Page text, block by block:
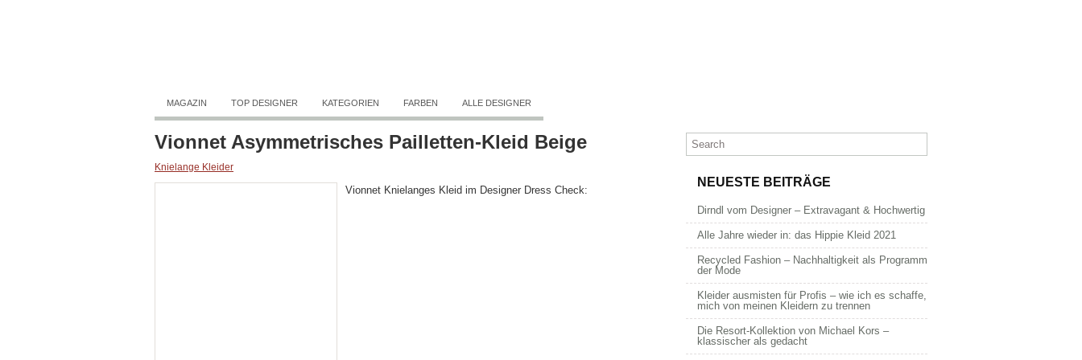
MAGAZIN TOP DESIGNER KATEGORIEN FARBEN ALLE DESIGNER
Vionnet Asymmetrisches Pailletten-Kleid Beige
Knielange Kleider
Vionnet Knielanges Kleid im Designer Dress Check:
NEUESTE BEITRÄGE
Dirndl vom Designer – Extravagant & Hochwertig
Alle Jahre wieder in: das Hippie Kleid 2021
Recycled Fashion – Nachhaltigkeit als Programm
der Mode
Kleider ausmisten für Profis – wie ich es schaffe,
mich von meinen Kleidern zu trennen
Die Resort-Kollektion von Michael Kors –
klassischer als gedacht